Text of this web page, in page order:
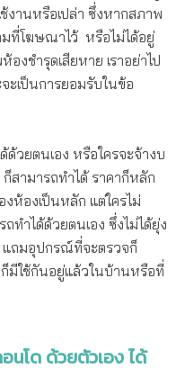
านหรือเปล่า ซึ่งหากสภาพ
มที่โฆษณาไว้ หรือไม่ได้อยู่
ชำรุดเสียหาย เราอย่าไป
ะเป็นการยอมรับในข้อ
ด้วยตนเอง หรือใครจะจ้างบ
สามารถทำได้ ราคาก็หลัก
ห้องเป็นหลัก แต่ใครไม่
ทำได้ด้วยตนเอง ซึ่งไม่ได้ยุ่ง
ถมอุปกรณ์ที่จะตรวจก็
ก็มีใช้กันอยู่แล้วในบ้านหรือที่
โด ด้วยตัวเอง ได้